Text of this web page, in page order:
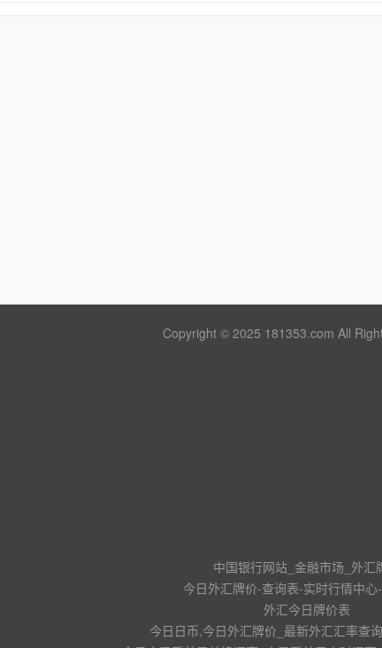
Copyright © 2025 181353.com All
中国银行网站_金融市场_外汇
今日外汇牌价-查询表-实时行情中心
外汇今日牌价表
今日日币,今日外汇牌价_最新外汇汇率查